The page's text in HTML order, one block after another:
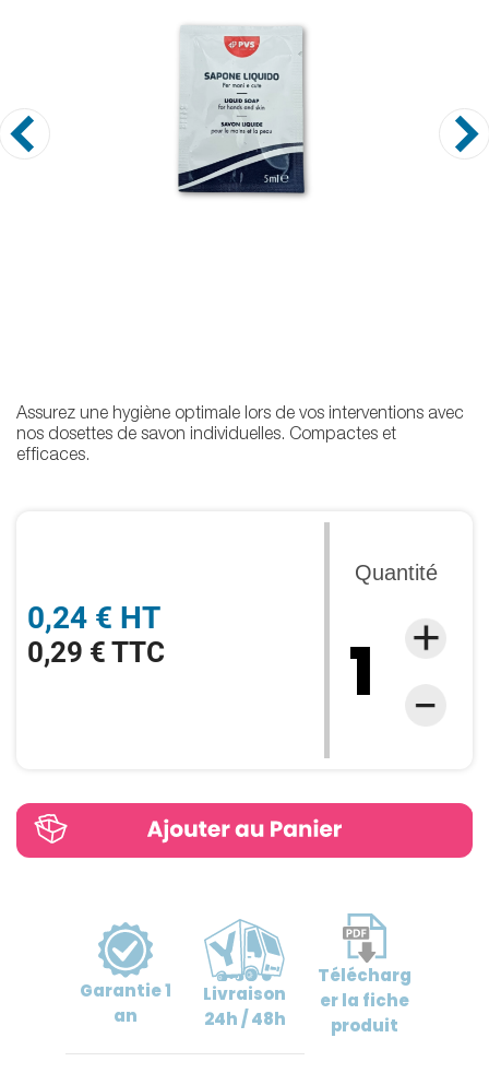
0,24 € HT
0,29 € TTC
Quantité
Assurez une hygiène optimale lors de vos interventions avec
nos dosettes de savon individuelles. Compactes et
efficaces.
Garantie1
an
Livraison
24h / 48h
Télécharg
erla fiche
produit